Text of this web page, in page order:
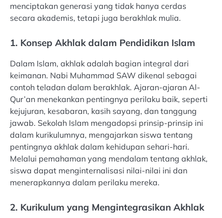
menciptakan generasi yang tidak hanya cerdas
secara akademis, tetapi juga berakhlak mulia.
1. Konsep Akhlak dalam Pendidikan Islam
Dalam Islam, akhlak adalah bagian integral dari
keimanan. Nabi Muhammad SAW dikenal sebagai
contoh teladan dalam berakhlak. Ajaran-ajaran Al-
Qur’an menekankan pentingnya perilaku baik, seperti
kejujuran, kesabaran, kasih sayang, dan tanggung
jawab. Sekolah Islam mengadopsi prinsip-prinsip ini
dalam kurikulumnya, mengajarkan siswa tentang
pentingnya akhlak dalam kehidupan sehari-hari.
Melalui pemahaman yang mendalam tentang akhlak,
siswa dapat menginternalisasi nilai-nilai ini dan
menerapkannya dalam perilaku mereka.
2. Kurikulum yang Mengintegrasikan Akhlak